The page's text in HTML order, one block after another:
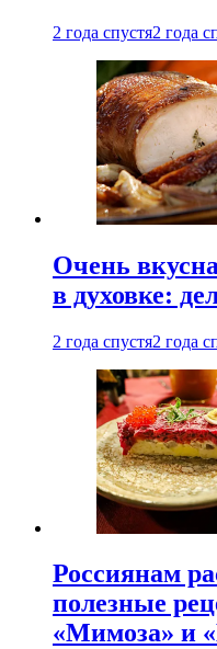
2 года спустя2 года
Очень
в духовке:
2 года спустя2 года
Россиянам
полезные
«Мимоза» и